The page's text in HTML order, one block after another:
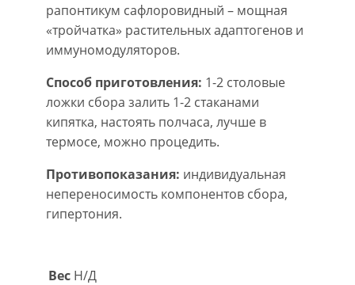
рапонтикум сафлоровидный – мощная
«тройчатка» растительных адаптогенов и
иммуномодуляторов.
Способ приготовления: 1-2 столовые
ложки сбора залить 1-2 стаканами
кипятка, настоять полчаса, лучше в
термосе, можно процедить.
Противопоказания: индивидуальная
непереносимость компонентов сбора,
гипертония.
Вес Н/Д